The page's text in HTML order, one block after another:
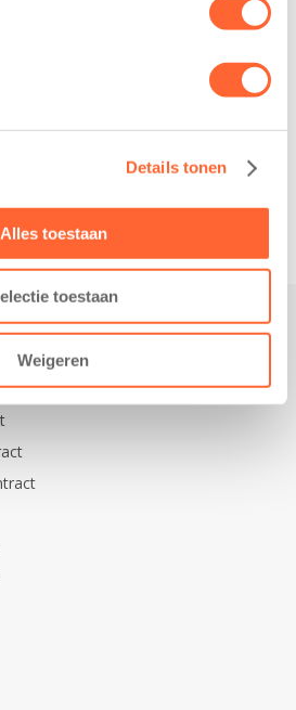
Details tonen
Alles toestaan
toestaan
Weigeren
realisatie van een